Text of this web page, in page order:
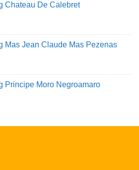
Chateau De Calebret
Mas Jean Claude Mas Pezenas
Principe Moro Negroamaro